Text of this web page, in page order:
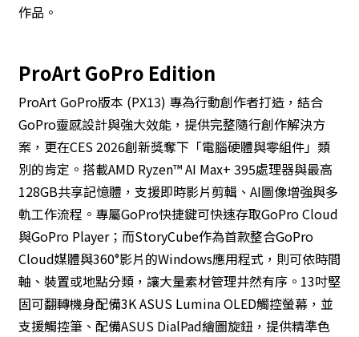
作品。
ProArt GoPro Edition
ProArt GoPro版本 (PX13) 專為行動創作者打造，結合
GoPro靈感設計與強大效能，提供完整隨行創作解決方
案，更在CES 2026創新獎奪下「電腦硬體與零組件」類
別的肯定。搭載AMD Ryzen™ AI Max+ 395處理器與最高
128GB共享記憶體，支援即時影片剪輯、AI圖像增強與多
軌工作流程。專屬GoPro快捷鍵可快速存取GoPro Cloud
與GoPro Player；而StoryCube作為首款整合GoPro
Cloud媒體與360°影片的Windows應用程式，則可依時間
軸、裝置或地點分類，讓大量素材管理井然有序。13吋堅
固可翻轉機身配備3K ASUS Lumina OLED觸控螢幕，並
支援觸控筆、配備ASUS DialPad繪圖旋鈕，提供精準色